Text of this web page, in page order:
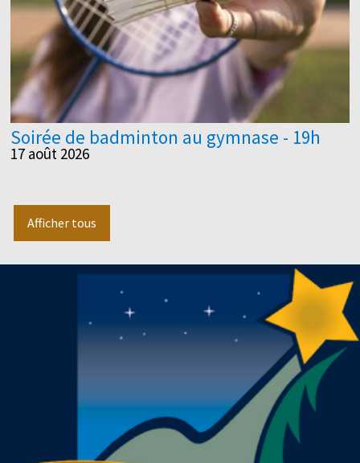
Soirée de badminton au gymnase - 19h
17 août 2026
Afficher tous